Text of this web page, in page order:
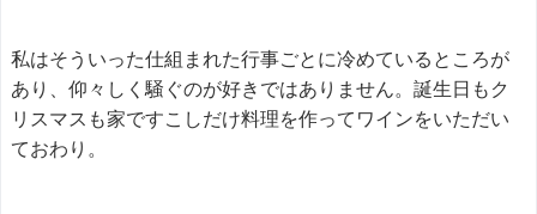
私はそういった仕組まれた行事ごとに冷めているところが
あり、仰々しく騒ぐのが好きではありません。誕生日もク
リスマスも家ですこしだけ料理を作ってワインをいただい
ておわり。